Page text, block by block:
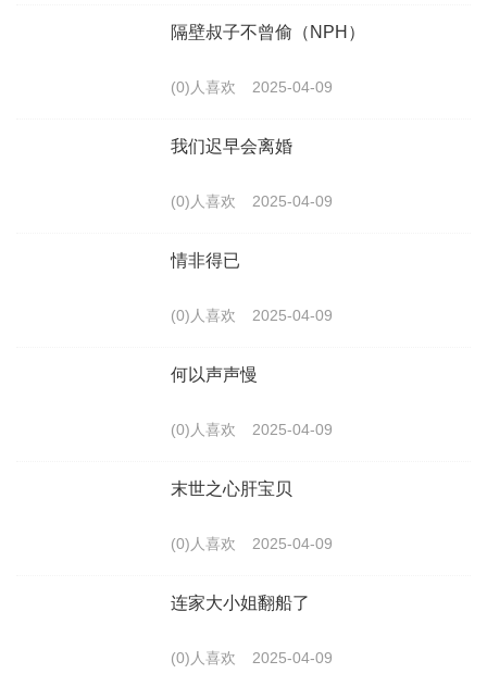
隔壁叔子不曾偷（NPH）
(0)人喜欢 2025-04-09
我们迟早会离婚
(0)人喜欢 2025-04-09
情非得已
(0)人喜欢 2025-04-09
何以声声慢
(0)人喜欢 2025-04-09
末世之心肝宝贝
(0)人喜欢 2025-04-09
连家大小姐翻船了
(0)人喜欢 2025-04-09